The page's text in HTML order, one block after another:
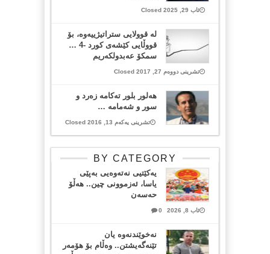
ئاب 29, 2025 Closed
لە قوولایی ستراتیژییەوە، بۆ
قووڵایی کێشەی کورد -4 …
سمکۆ عەبدولکەریم
تشرینی دووەم 27, 2017 Closed
هەلور بلور تەکامە زەرد و
سور و شەمامە …
تشرینی یەکەم 13, 2016 Closed
BY CATEGORY
یەکێتیی نەتەوەیی بەپێی
یاسا، ئەزموونی چین.. هەڵۆ
حەسەن
ئاب 8, 2026 0
نەخوێندنەوە یان
تێنەگەیشتن.. وەڵام بۆ هۆمەر